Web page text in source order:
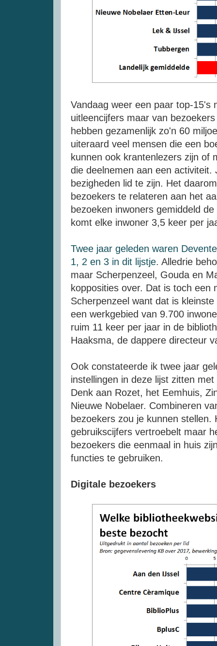
Vandaag weer een paar top-15's
uitleencijfers maar van
hebben gezamenlijk zo'n 60
uiteraard veel mensen die een
kunnen ook krantenlezers zijn of
die deelnemen aan een
bezigheden lid te zijn. Het
bezoekers te relateren aan het
bezoeken inwoners gemiddeld
komt elke inwoner 3,5 keer per
Twee jaar geleden waren
1, 2 en 3 in dit lijstje. Alledrie
maar Scherpenzeel, Gouda en
kopposities over. Dat is toch een
Scherpenzeel want dat is
een werkgebied van 9.700
ruim 11 keer per jaar in de
Haaksma, de dappere directeur
Ook constateerde ik twee jaar
instellingen in deze lijst zitten
Denk aan Rozet, het Eemhuis,
Nieuwe Nobelaer. Combineren
bezoekers zou je kunnen stellen.
gebruikscijfers vertroebelt maar
bezoekers die eenmaal in huis
functies te gebruiken.
Digitale bezoekers